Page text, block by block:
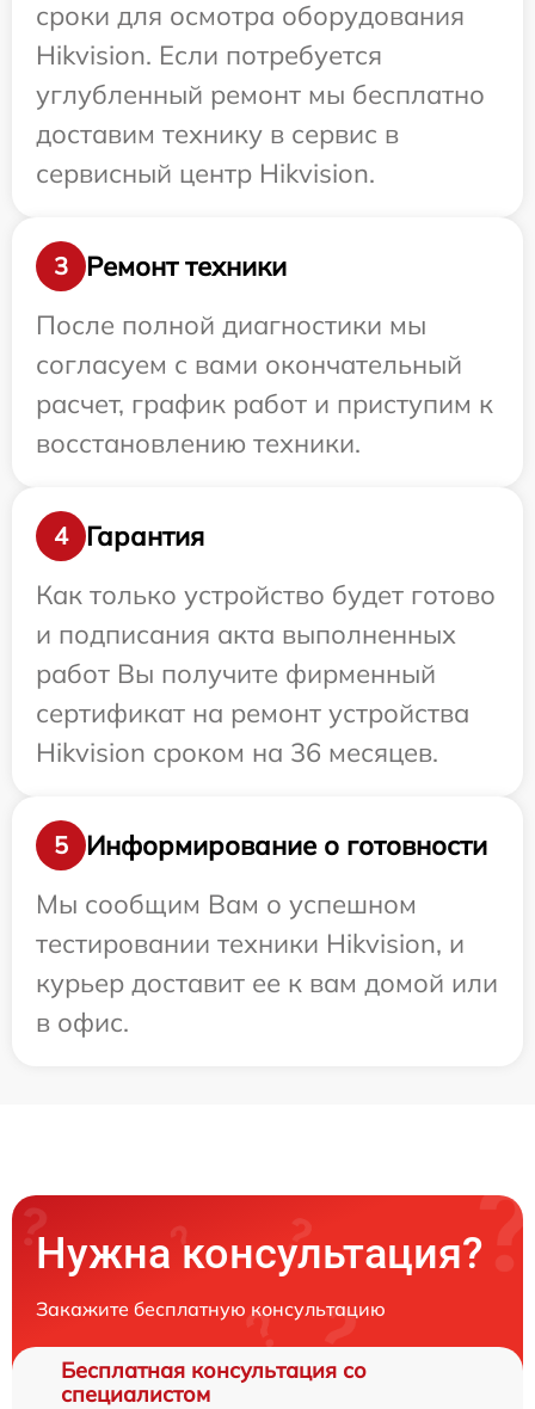
сроки для осмотра оборудования
Hikvision. Если потребуется
углубленный ремонт мы бесплатно
доставим технику в сервис в
сервисный центр Hikvision.
3
Ремонт техники
После полной диагностики мы
согласуем с вами окончательный
расчет, график работ и приступим к
восстановлению техники.
4
Гарантия
Как только устройство будет готово
и подписания акта выполненных
работ Вы получите фирменный
сертификат на ремонт устройства
Hikvision сроком на 36 месяцев.
5
Информирование о готовности
Мы сообщим Вам о успешном
тестировании техники Hikvision, и
курьер доставит ее к вам домой или
в офис.
Нужна консультация?
Закажите бесплатную консультацию
Бесплатная консультация со
специалистом